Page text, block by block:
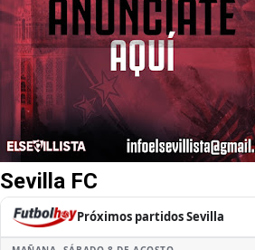
Sevilla FC